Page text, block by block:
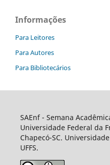
Informações
Para Leitores
Para Autores
Para Bibliotecários
SAEnf- Semana
Universidade Federal da
Chapecó-SC.
UFFS.